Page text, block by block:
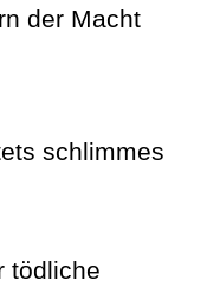
der Macht
schlimmes
tödliche